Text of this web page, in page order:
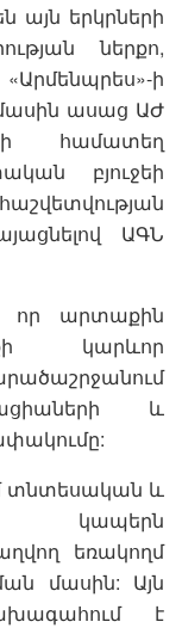
երկրների
ներքո,
ի
ասաց ԱԺ
համատեղ
բյուջեի
ԱԳՆ
որ արտաքին
կարևոր
և
տնտեսական և
կապերն
եռակողմ
մասին: Այն
է